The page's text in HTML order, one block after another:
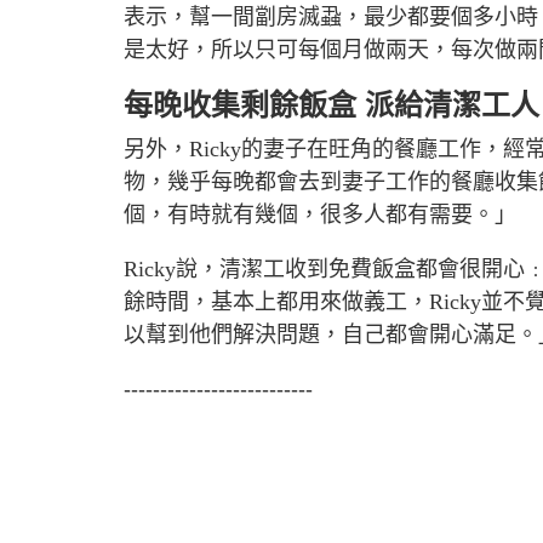
表示，幫一間劏房滅蝨，最少都要個多小
是太好，所以只可每個月做兩天，每次做
每晚收集剩餘飯盒 派給清潔工人
另外， Ricky的妻子在旺角的餐廳工作，經
物，幾乎每晚都會去到妻子工作的餐廳收
個，有時就有幾個，很多人都有需要。」
Ricky說，清潔工收到免費飯盒都會很開心
餘時間，基本上都用來做義工， Ricky並不
以幫到他們解決問題，自己都會開心滿足
--------------------------